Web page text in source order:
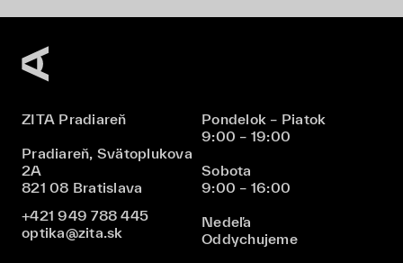
ZITA Pradiareň
Pradiareň, Svätoplukova
2A
821 08 Bratislava
+421 949 788 445
optika@zita.sk
Pondelok – Piatok
9:00 – 19:00
Sobota
9:00 – 16:00
Nedeľa
Oddychujeme